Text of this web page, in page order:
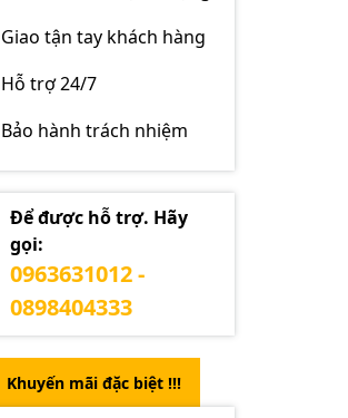
Giao tận tay khách hàng
Hỗ trợ 24/7
Bảo hành trách nhiệm
Để được hỗ trợ. Hãy
gọi:
0963631012 -
0898404333
Khuyến mãi đặc biệt !!!